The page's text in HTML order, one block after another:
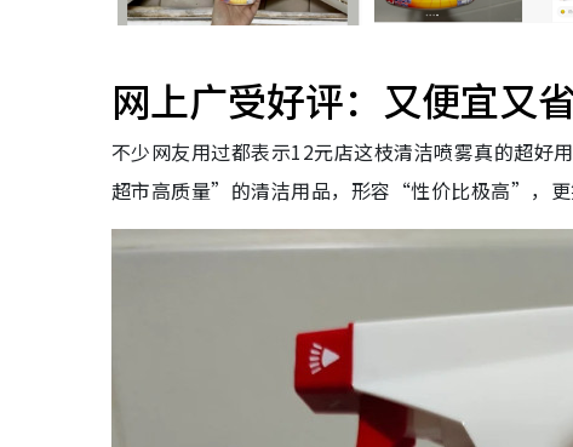
网上广受好评：又便宜又
不少网友用过都表示12元店这枝清洁喷雾真的超
超市高质量”的清洁用品，形容“性价比极高”，